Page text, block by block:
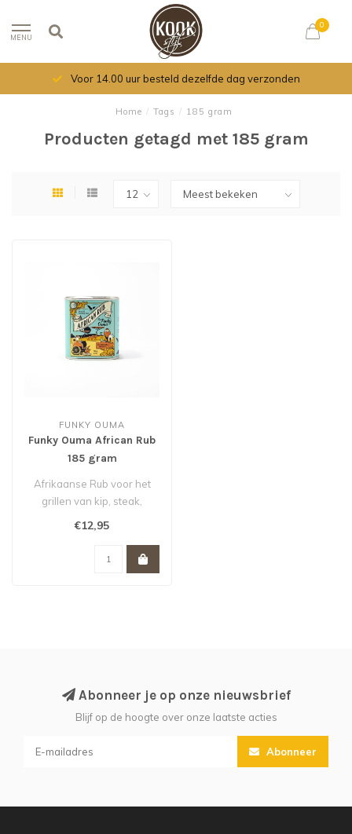
MENU
0
Voor 14.00 uur besteld dezelfde dag verzonden
Home / Tags / 185 gram
Producten getagd met 185 gram
FUNKY OUMA
Funky Ouma African Rub
185 gram
Afrikaanse Rub voor het
grillen van kip, steak,
spareribs en groenten.
€12,95
Abonneer je op onze nieuwsbrief
Blijf op de hoogte over onze laatste acties
Abonneer